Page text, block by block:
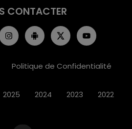
CONTACTER
Politique de Confidentialité
2025 2024 2023 2022